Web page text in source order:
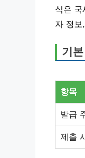
식은
자 정
기
항목
발급
제출